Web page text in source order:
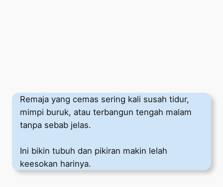
Remaja yang cemas sering kali susah tidur,
mimpi buruk, atau terbangun tengah malam
tanpa sebab jelas.
Ini bikin tubuh dan pikiran makin lelah
keesokan harinya.